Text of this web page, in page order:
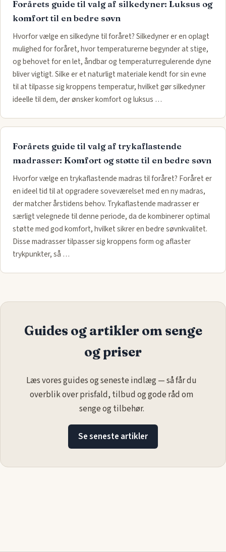
Forårets guide til valg af silkedyner: Luksus og
komfort til en bedre søvn
Hvorfor vælge en silkedyne til foråret? Silkedyner er en oplagt
mulighed for foråret, hvor temperaturerne begynder at stige,
og behovet for en let, åndbar og temperaturregulerende dyne
bliver vigtigt. Silke er et naturligt materiale kendt for sin evne
til at tilpasse sig kroppens temperatur, hvilket gør silkedyner
ideelle til dem, der ønsker komfort og luksus …
Forårets guide til valg af trykaflastende
madrasser: Komfort og støtte til en bedre søvn
Hvorfor vælge en trykaflastende madras til foråret? Foråret er
en ideel tid til at opgradere soveværelset med en ny madras,
der matcher årstidens behov. Trykaflastende madrasser er
særligt velegnede til denne periode, da de kombinerer optimal
støtte med god komfort, hvilket sikrer en bedre søvnkvalitet.
Disse madrasser tilpasser sig kroppens form og aflaster
trykpunkter, så …
Guides og artikler om senge
og priser
Læs vores guides og seneste indlæg — så får du
overblik over prisfald, tilbud og gode råd om
senge og tilbehør.
Se seneste artikler